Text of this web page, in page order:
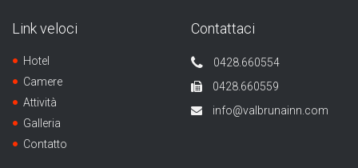
Link veloci
Hotel
Camere
Attività
Galleria
Contatto
Contattaci
0428.660554
0428.660559
info@valbrunainn.com